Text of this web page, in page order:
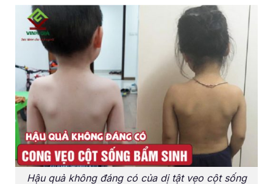
Hậu quả không đáng có của dị tật vẹo cột sống